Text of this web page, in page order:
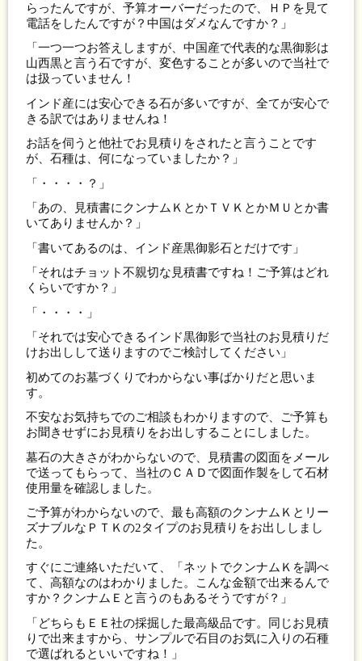
らったんですが、予算オーバーだったので、ＨＰを見て
電話をしたんですが？中国はダメなんですか？」
「一つ一つお答えしますが、中国産で代表的な黒御影は
山西黒と言う石ですが、変色することが多いので当社で
は扱っていません！
インド産には安心できる石が多いですが、全てが安心で
きる訳ではありませんね！
お話を伺うと他社でお見積りをされたと言うことです
が、石種は、何になっていましたか？」
「・・・・？」
「あの、見積書にクンナムＫとかＴＶＫとかＭＵとか書
いてありませんか？」
「書いてあるのは、インド産黒御影石とだけです」
「それはチョット不親切な見積書ですね！ご予算はどれ
くらいですか？」
「・・・・」
「それでは安心できるインド黒御影で当社のお見積りだ
けお出しして送りますのでご検討してください」
初めてのお墓づくりでわからない事ばかりだと思いま
す。
不安なお気持ちでのご相談もわかりますので、ご予算も
お聞きせずにお見積りをお出しすることにしました。
墓石の大きさがわからないので、見積書の図面をメール
で送ってもらって、当社のＣＡＤで図面作製をして石材
使用量を確認しました。
ご予算がわからないので、最も高額のクンナムＫとリー
ズナブルなＰＴＫの2タイプのお見積りをお出ししまし
た。
すぐにご連絡いただいて、「ネットでクンナムＫを調べ
て、高額なのはわかりました。こんな金額で出来るんで
すか？クンナムＥと言うのもあるそうですが？」
「どちらもＥＥ社の採掘した最高級品です。同じお見積
りで出来ますから、サンプルで石目のお気に入りの石種
で選ばれるといいですね！」